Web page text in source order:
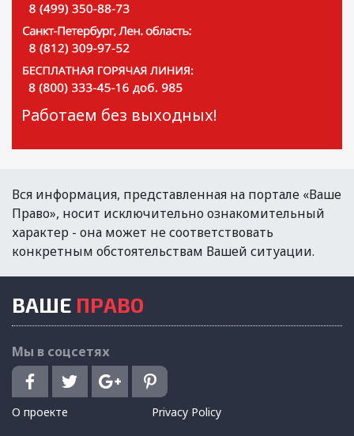
Работаем без выходных!
Вся информация, представленная на портале «Ваше
Право», носит исключительно ознакомительный
характер - она может не соответствовать
конкретным обстоятельствам Вашей ситуации.
ВАШЕ ПРАВО
Мы в соцсетях
О проекте
Privacy Policy